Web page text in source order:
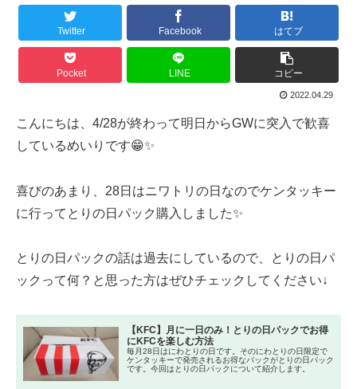
Twitter Facebook はてブ
Pocket LINE コピー
2022.04.29
こんにちは、4/28が終わって明日からGWに突入で歓喜
しているめいりです😁✨
喜びのあまり、28日はニワトリの日なのでケンタッキー
に行ってとりの日パック購入しました✨
とりの日パックの話は過去にしているので、とりの日パ
ックって何？と思った方はぜひチェックしてください↓
【KFC】月に一日のみ！とりの日パックでお得
にKFCを楽しむ方法
毎月28日はにわとりの日です。そのにわとりの日限定で
ケンタッキーで発売されるお得なパックがとりの日パック
です。今回はとりの日パックについて紹介します。